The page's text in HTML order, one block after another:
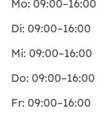
Mo: 09:00–16:00
Di: 09:00–16:00
Mi: 09:00–16:00
Do: 09:00–16:00
Fr: 09:00–16:00